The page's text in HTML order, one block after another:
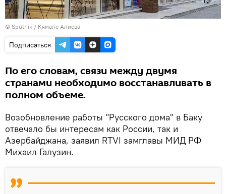
© Sputnik / Кямале Алиева
Подписаться
По его словам, связи между двумя
странами необходимо восстанавливать в
полном объеме.
Возобновление работы "Русского дома" в Баку
отвечало бы интересам как России, так и
Азербайджана, заявил RTVI замглавы МИД РФ
Михаил Галузин.